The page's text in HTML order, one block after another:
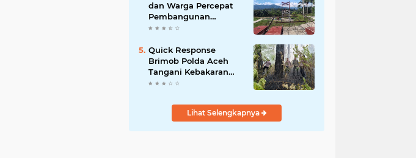
dan Warga Percepat
Pembangunan
Jembatan Gantung
Aceh Tenggara
Quick Response
Brimob Polda Aceh
Tangani Kebakaran
Hutan di Lembah
Lihat Selengkapnya